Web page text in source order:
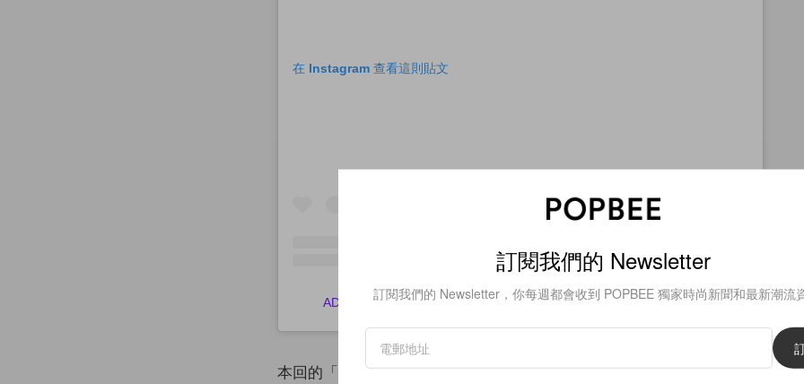
在 Instagram 查看這則貼文
ADDICTION アディクション（@addictionbeauty_official）分享的貼文
本回的「The Unpolished Gem」系列，Addiction 選擇以未經打磨拋光的「原
訂閱我們的 Newsletter
訂閱我們的 Newsletter，你每週都會收到 POPBEE 獨家時尚新聞和最新潮流